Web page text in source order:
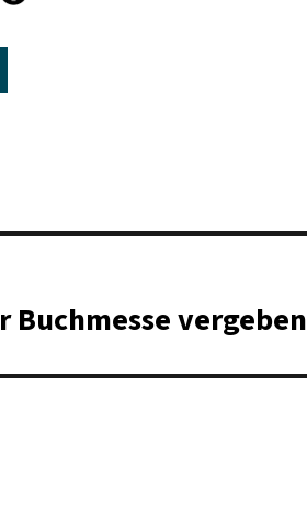
Buchmesse vergeben